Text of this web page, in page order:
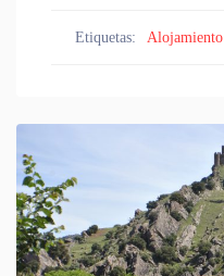
Etiquetas: Alojamiento